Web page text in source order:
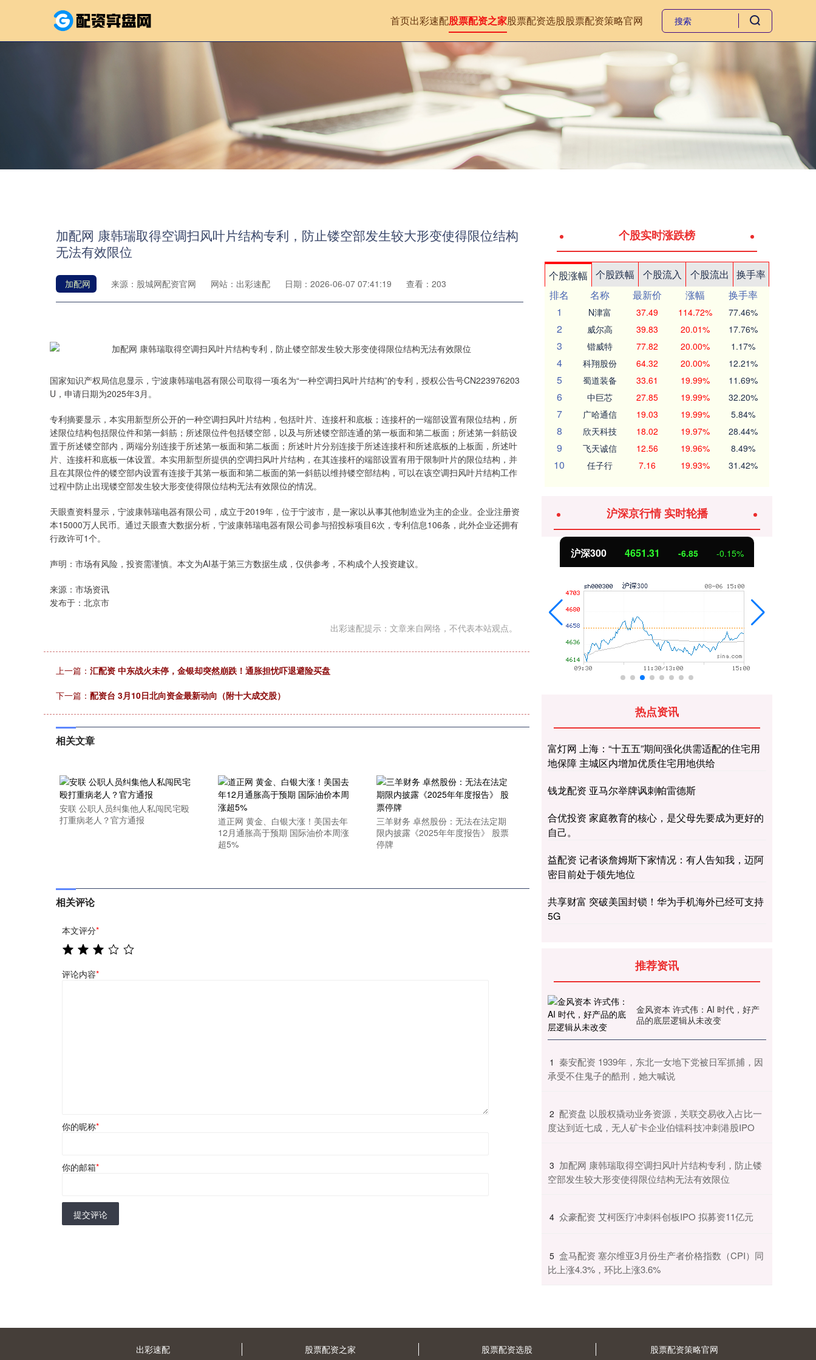
首页出彩速配股票配资之家股票配资选股股票配资策略官网
加配网 康韩瑞取得空调扫风叶片结构专利，防止镂空部发生较大形变使得限位结构
无法有效限位
加配网 来源：股城网配资官网 网站：出彩速配 日期：2026-06-07 07:41:19 查看：203
国家知识产权局信息显示，宁波康韩瑞电器有限公司取得一项名为“一种空调扫风叶片结构”的专利，授权公告号CN223976203
U，申请日期为2025年3月。
专利摘要显示，本实用新型所公开的一种空调扫风叶片结构，包括叶片、连接杆和底板；连接杆的一端部设置有限位结构，所
述限位结构包括限位件和第一斜筋；所述限位件包括镂空部，以及与所述镂空部连通的第一板面和第二板面；所述第一斜筋设
置于所述镂空部内，两端分别连接于所述第一板面和第二板面；所述叶片分别连接于所述连接杆和所述底板的上板面，所述叶
片、连接杆和底板一体设置。本实用新型所提供的空调扫风叶片结构，在其连接杆的端部设置有用于限制叶片的限位结构，并
且在其限位件的镂空部内设置有连接于其第一板面和第二板面的第一斜筋以维持镂空部结构，可以在该空调扫风叶片结构工作
过程中防止出现镂空部发生较大形变使得限位结构无法有效限位的情况。
天眼查资料显示，宁波康韩瑞电器有限公司，成立于2019年，位于宁波市，是一家以从事其他制造业为主的企业。企业注册资
本15000万人民币。通过天眼查大数据分析，宁波康韩瑞电器有限公司参与招投标项目6次，专利信息106条，此外企业还拥有
行政许可1个。
声明：市场有风险，投资需谨慎。本文为AI基于第三方数据生成，仅供参考，不构成个人投资建议。
来源：市场资讯
发布于：北京市
出彩速配提示：文章来自网络，不代表本站观点。
上一篇： 汇配资 中东战火未停，金银却突然崩跌！通胀担忧吓退避险买盘
下一篇： 配资台 3月10日北向资金最新动向（附十大成交股）
相关文章
安联 公职人员纠集他人私闯民宅殴
打重病老人？官方通报
道正网 黄金、白银大涨！美国去年
12月通胀高于预期 国际油价本周涨
超5%
三羊财务 卓然股份：无法在法定期
限内披露《2025年年度报告》 股票
停牌
相关评论
本文评分*
评论内容*
你的昵称*
你的邮箱*
提交评论
个股实时涨跌榜
个股涨幅 个股跌幅 个股流入 个股流出
换手率
排名
名称 最新价 涨幅
换手率
1
N津富 37.49 114.72% 77.46%
2 威尔高 39.83 20.01% 17.76%
3 锴威特 77.82 20.00% 1.17%
4 科翔股份 64.32 20.00% 12.21%
5 蜀道装备 33.61 19.99% 11.69%
6 中巨芯 27.85 19.99% 32.20%
7 广哈通信 19.03 19.99% 5.84%
8 欣天科技 18.02 19.97% 28.44%
9 飞天诚信 12.56 19.96% 8.49%
10 任子行 7.16 19.93% 31.42%
沪深京行情 实时轮播
沪深300 4651.31 -6.85 -0.15%
热点资讯
富灯网 上海：“十五五”期间强化供需适配的住宅用
地保障 主城区内增加优质住宅用地供给
钱龙配资 亚马尔举牌讽刺帕雷德斯
合优投资 家庭教育的核心，是父母先要成为更好的
自己。
益配资 记者谈詹姆斯下家情况：有人告知我，迈阿
密目前处于领先地位
共享财富 突破美国封锁！华为手机海外已经可支持
5G
推荐资讯
金风资本 许式伟：AI 时代，好产
品的底层逻辑从未改变
1 ​秦安配资 1939年，东北一女地下党被日军抓捕，因
承受不住鬼子的酷刑，她大喊说
2 ​配资盘 以股权撬动业务资源，关联交易收入占比一
度达到近七成，无人矿卡企业伯镭科技冲刺港股IPO
3 ​加配网 康韩瑞取得空调扫风叶片结构专利，防止镂
空部发生较大形变使得限位结构无法有效限位
4 ​众豪配资 艾柯医疗冲刺科创板IPO 拟募资11亿元
5 ​盒马配资 塞尔维亚3月份生产者价格指数（CPI）同
比上涨4.3%，环比上涨3.6%
出彩速配 股票配资之家 股票配资选股 股票配资策略官网